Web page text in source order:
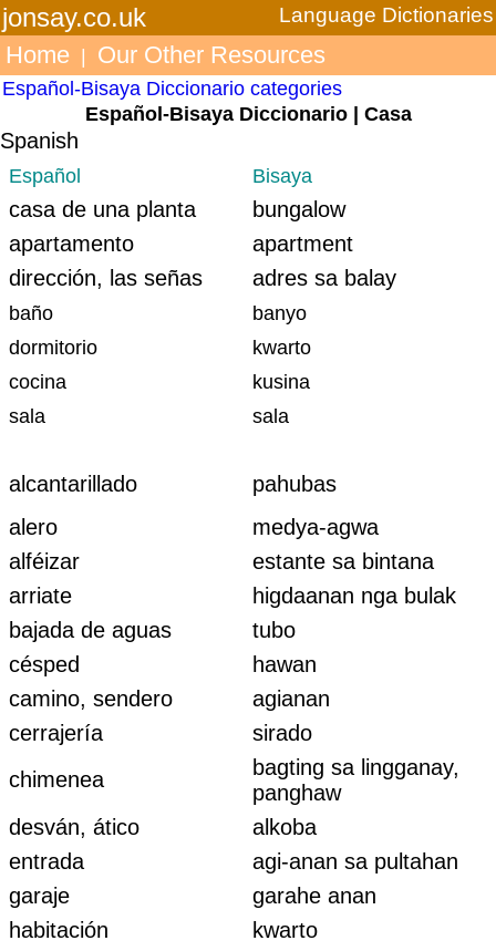
jonsay.co.uk Language Dictionaries
Home Our Other Resources
Español-Bisaya Diccionario categories
Español-Bisaya Diccionario | Casa
Spanish
Español Bisaya
casa de una planta
bungalow
apartamento
apartment
dirección, las señas
adres sa balay
baño
banyo
dormitorio
kwarto
cocina
kusina
sala
sala
alcantarillado
pahubas
alero
medya-agwa
alféizar
estante sa bintana
arriate
higdaanan nga bulak
bajada de aguas
tubo
césped
hawan
camino, sendero
agianan
cerrajería
sirado
chimenea
bagting sa lingganay,
panghaw
desván, ático
alkoba
entrada
agi-anan sa pultahan
garaje
garahe anan
habitación
kwarto